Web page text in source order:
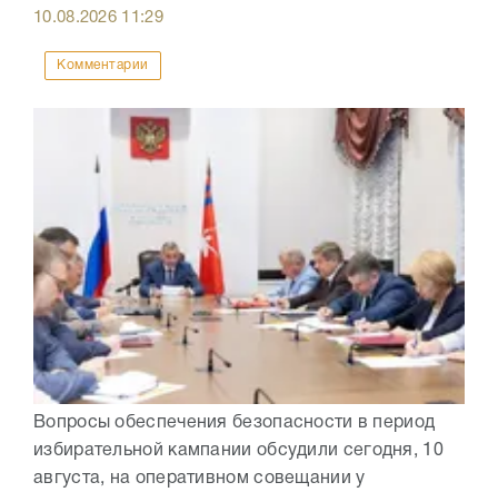
10.08.2026 11:29
Комментарии
Вопросы обеспечения безопасности в период
избирательной кампании обсудили сегодня, 10
августа, на оперативном совещании у